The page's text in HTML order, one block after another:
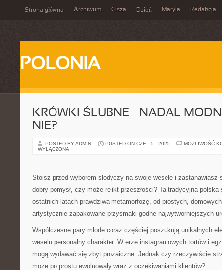
Strona główna Archiwum Cisza Dzień Maryla Redakcja
POLONIA
KRÓWKI ŚLUBNE – NADAL
NIE?
POSTED BY ADMIN POSTED ON CZE - 5 - 2025
MOŻLIWOŚĆ
WYŁĄCZONA
Stoisz przed wyborem słodyczy na swoje wesele i zastanawiasz
dobry pomysł, czy może relikt przeszłości? Ta tradycyjna polska
ostatnich latach prawdziwą metamorfozę, od prostych,
artystycznie zapakowane przysmaki godne najwytworniejszych
Współczesne pary młode coraz częściej poszukują unikalnych
weselu personalny charakter. W erze instagramowych tortów i
mogą wydawać się zbyt prozaiczne. Jednak czy rzeczywiście
może po prostu ewoluowały wraz z oczekiwaniami klientów?